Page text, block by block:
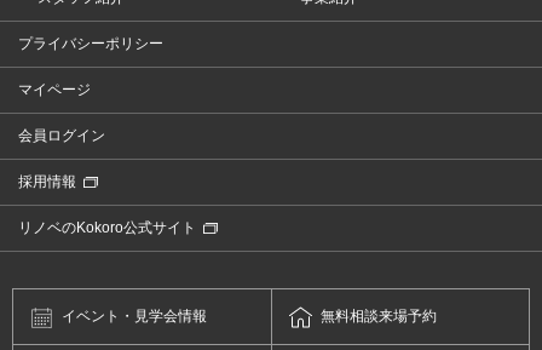
プライバシーポリシー
マイページ
会員ログイン
採用情報
リノベのKokoro公式サイト
イベント・ 見学会情報 無料相談来場予約